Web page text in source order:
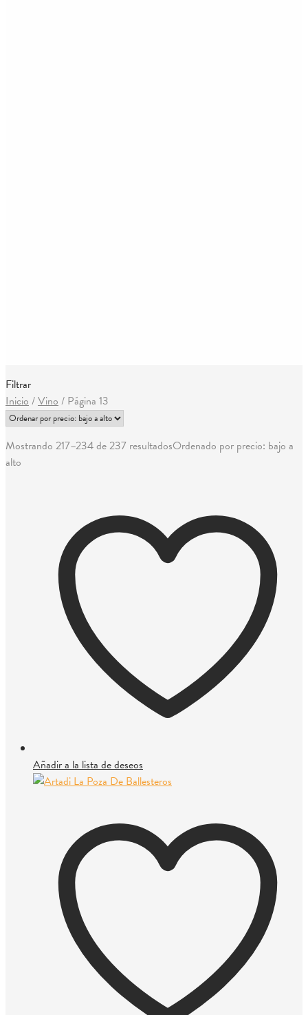
Filtrar
Inicio /Vino / Página 13
Mostrando 217–234 de 237 resultadosOrdenado por precio: bajo a
alto
Añadir a la lista de deseos